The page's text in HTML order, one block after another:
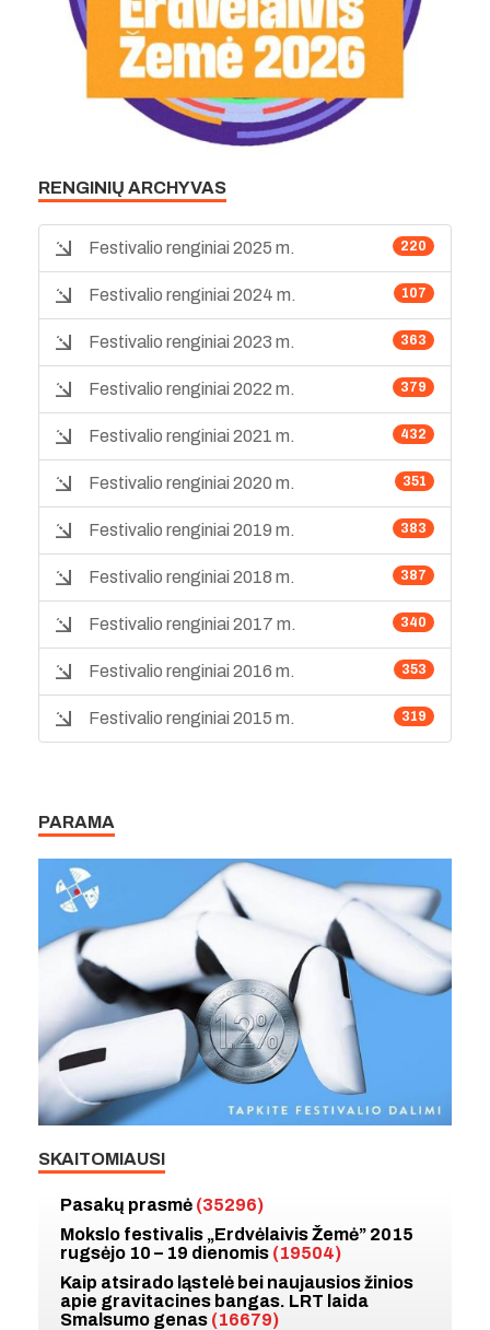
RENGINIŲ ARCHYVAS
220
Festivalio renginiai 2025 m.
107
Festivalio renginiai 2024 m.
363
Festivalio renginiai 2023 m.
379
Festivalio renginiai 2022 m.
432
Festivalio renginiai 2021 m.
351
Festivalio renginiai 2020 m.
383
Festivalio renginiai 2019 m.
387
Festivalio renginiai 2018 m.
340
Festivalio renginiai 2017 m.
353
Festivalio renginiai 2016 m.
319
Festivalio renginiai 2015 m.
PARAMA
SKAITOMIAUSI
Pasakų prasmė (35296)
Mokslo festivalis „Erdvėlaivis Žemė” 2015
rugsėjo 10 – 19 dienomis (19504)
Kaip atsirado ląstelė bei naujausios žinios
apie gravitacines bangas. LRT laida
Smalsumo genas (16679)